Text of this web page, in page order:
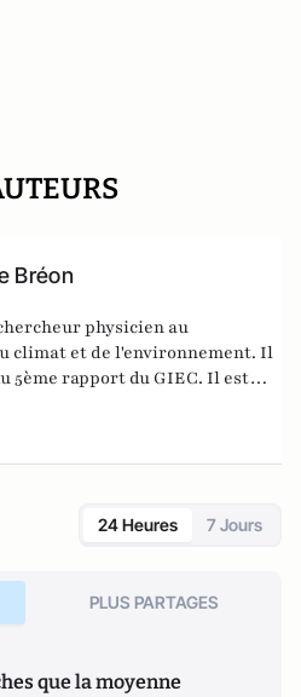
Bréon
physicien au
climat et de l'environnement. Il
5ème rapport du GIEC. Il est
données satellitaires pour
François-Marie Bréon est
24 Heures 7 Jours
PLUS PARTAGES
que la moyenne